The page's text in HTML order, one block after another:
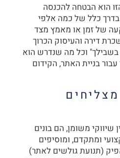
הוא הבטחה להכנסה
כלל של כמה אלפי
של זמן או מאמץ מצד
דירה והעיסוק הכרוך
וכל מה שנדרש הוא
בניית האתר, הקידום
שיווקי משומן, הם בונים
ומתקדם, ומוסיפים
(תנועת גולשים לאתר)